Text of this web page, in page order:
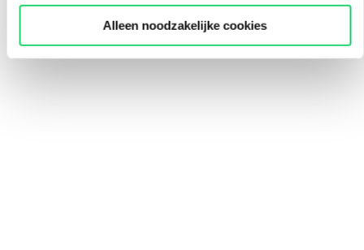
Alleen noodzakelijke cookies